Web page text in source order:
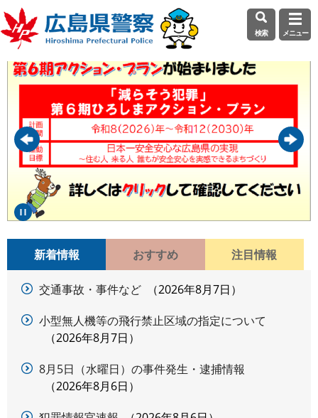
ペ
メ
検索 メニュー
本
新着情報 おすすめ 注目情報
新
着
情
報
交通事故・事件など
2026年8月7日
小型無人機等の飛行禁止区域の指定について
2026年8月7日
8月5日（水曜日）の事件発生・逮捕情報
2026年8月6日